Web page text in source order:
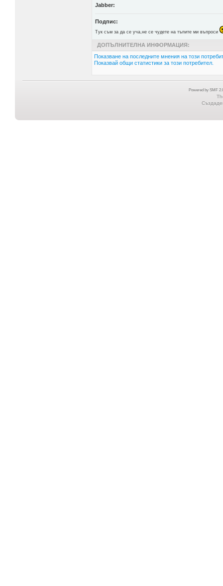
Jabber:
Подпис:
Тук съм за да се уча,не се чудете на тъпите ми въпроси
ДОПЪЛНИТЕЛНА ИНФОРМАЦИЯ:
Показване на последните мнения на този
Показвай общи статистики за този потребител.
Powered by SMF